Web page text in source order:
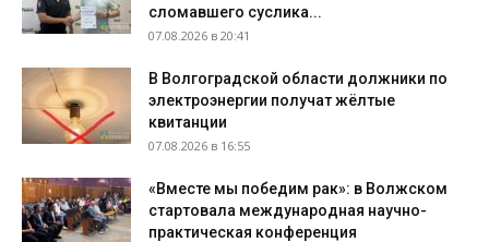
сломавшего суслика...
07.08.2026 в 20:41
В Волгоградской области должники по
электроэнергии получат жёлтые
квитанции
07.08.2026 в 16:55
«Вместе мы победим рак»: в Волжском
стартовала международная научно-
практическая конференция